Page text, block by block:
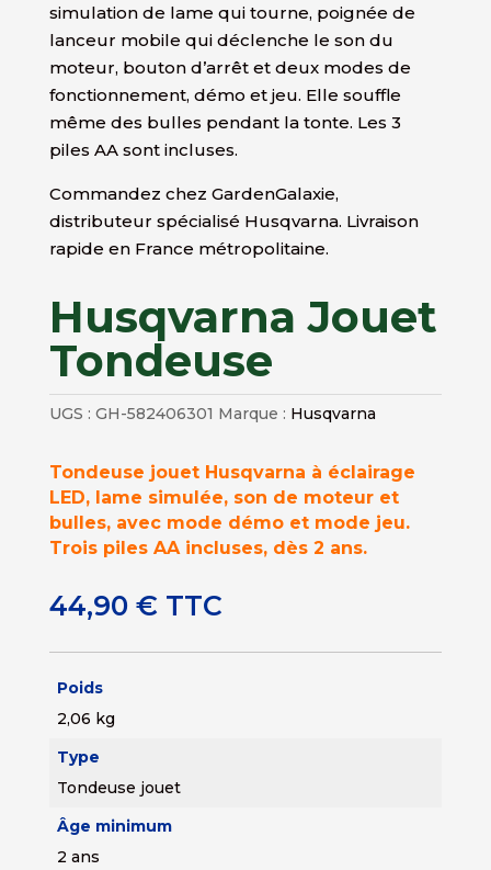
simulation de lame qui tourne, poignée de
lanceur mobile qui déclenche le son du
moteur, bouton d’arrêt et deux modes de
fonctionnement, démo et jeu. Elle souffle
même des bulles pendant la tonte. Les 3
piles AA sont incluses.
Commandez chez GardenGalaxie,
distributeur spécialisé Husqvarna. Livraison
rapide en France métropolitaine.
Husqvarna Jouet
Tondeuse
UGS : GH-582406301 Marque : Husqvarna
Tondeuse jouet Husqvarna à éclairage
LED, lame simulée, son de moteur et
bulles, avec mode démo et mode jeu.
Trois piles AA incluses, dès 2 ans.
44,90 € TTC
Poids
2,06 kg
Type
Tondeuse jouet
Âge minimum
2 ans